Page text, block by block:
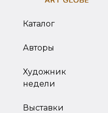
Каталог
Авторы
Художник
недели
Выставки